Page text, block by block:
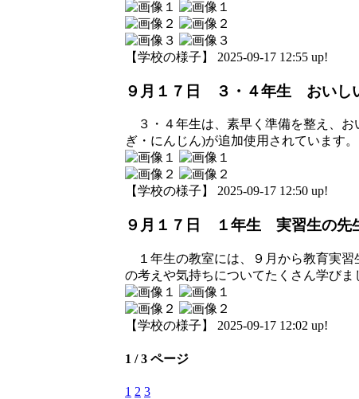
【学校の様子】 2025-09-17 12:55 up!
９月１７日 ３・４年生 おいし
３・４年生は、素早く準備を整え、お
ぎ・にんじん)が追加使用されています。
【学校の様子】 2025-09-17 12:50 up!
９月１７日 １年生 実習生の先
１年生の教室には、９月から教育実習
の考えや気持ちについてたくさん学びま
【学校の様子】 2025-09-17 12:02 up!
1 / 3 ページ
1 2 3